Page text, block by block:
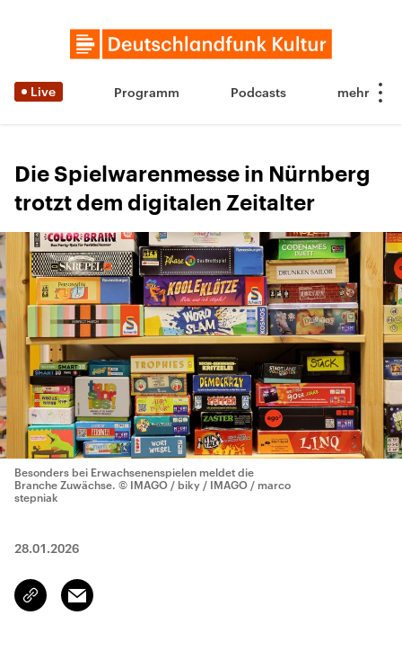
Live Programm Podcasts
Die Spielwarenmesse in Nürnberg
trotzt dem digitalen Zeitalter
Besonders bei Erwachsenenspielen meldet die
Branche Zuwächse. © IMAGO / biky / IMAGO / marco
stepniak
28.01.2026
Link
kopieren/teilen
Email